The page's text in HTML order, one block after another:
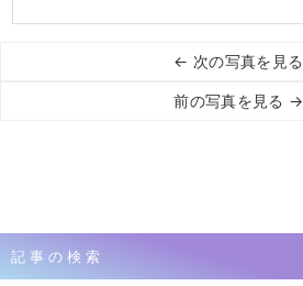
← 次の写真を見る
前の写真を見る →
記事の検索